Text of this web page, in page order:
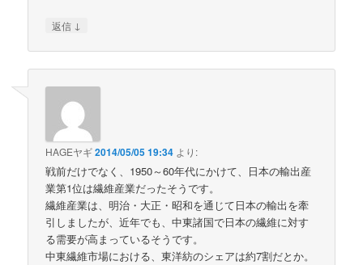
返信 ↓
HAGEヤギ2014/05/05 19:34 より:
戦前だけでなく、1950～60年代にかけて、日本の輸出産
業第1位は繊維産業だったそうです。
繊維産業は、明治・大正・昭和を通じて日本の輸出を牽
引しましたが、近年でも、中東諸国で日本の繊維に対す
る需要が高まっているそうです。
中東繊維市場における、東洋紡のシェアは約7割だとか。